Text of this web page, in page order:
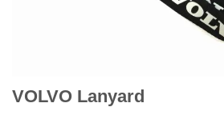
VOLVO Lanyard